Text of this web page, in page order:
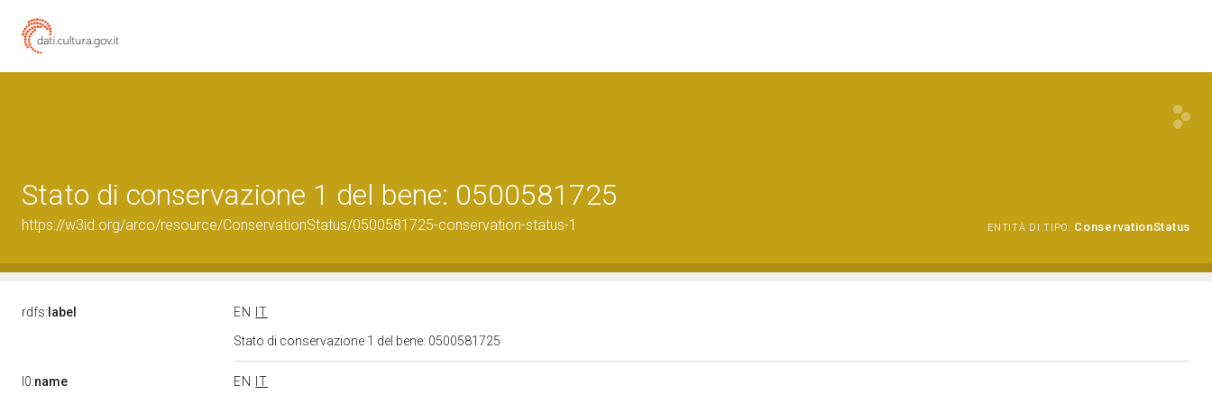
Stato di conservazione 1 del bene: 0500581725
https://w3id.org/arco/resource/ConservationStatus/0500581725-conservation-status-1 ENTITÀ DI TIPO: ConservationStatus
rdfs: label EN
IT
Stato di conservazione 1 del bene: 0500581725
l0:name EN
IT